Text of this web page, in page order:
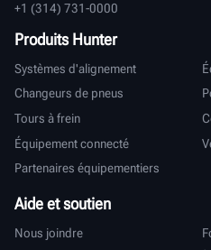
+1 (314) 731-0000
Produits Hunter
Systèmes d'alignement
Changeurs de pneus
Tours à frein
Équipement connecté
Partenaires équipementiers
Aide et soutien
Nous joindre